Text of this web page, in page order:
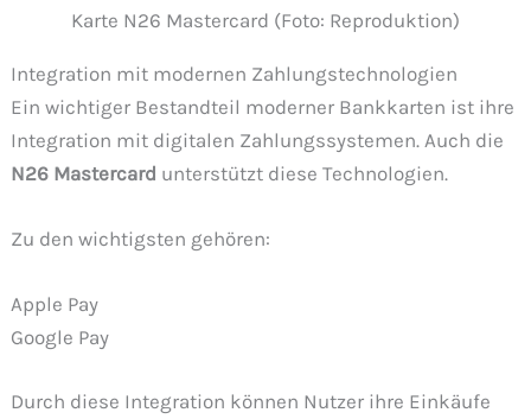
Karte N26 Mastercard (Foto: Reproduktion)
Integration mit modernen Zahlungstechnologien
Ein wichtiger Bestandteil moderner Bankkarten ist ihre
Integration mit digitalen Zahlungssystemen. Auch die
N26 Mastercard unterstützt diese Technologien.
Zu den wichtigsten gehören:
Apple Pay
Google Pay
Durch diese Integration können Nutzer ihre Einkäufe